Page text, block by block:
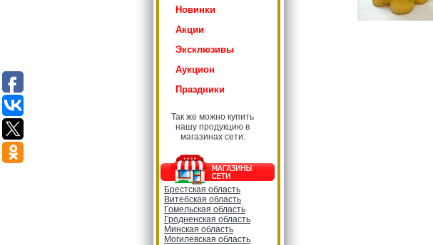
Новинки
Акции
Эксклюзивы
Аукцион
Праздники
Так же можно купить
нашу продукцию в
магазинах сети.
Брестская область
Витебская область
Гомельская область
Гродненская область
Минская область
Могилевская область